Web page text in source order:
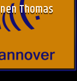
Thomas